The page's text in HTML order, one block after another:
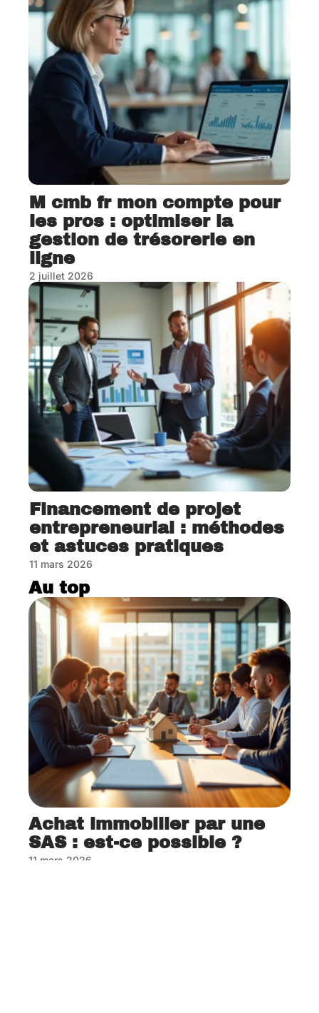
M cmb fr mon compte pour
les pros : optimiser la
gestion de trésorerie en
ligne
2 juillet 2026
Financement de projet
entrepreneurial : méthodes
et astuces pratiques
11 mars 2026
Au top
Achat immobilier par une
SAS : est-ce possible ?
11 mars 2026